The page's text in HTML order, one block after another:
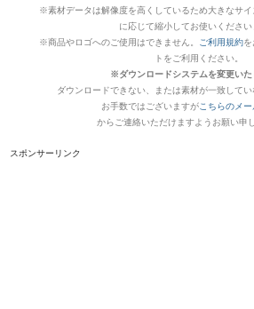
※素材データは解像度を高くしているため大きなサ
に応じて縮小してお使いください
※商品やロゴへのご使用はできません。
ご利用規約
トをご利用ください。
※ダウンロードシステムを変更いた
ダウンロードできない、または素材が一致して
お手数ではございますがこちらのメ
からご連絡いただけますようお願い申
スポンサーリンク